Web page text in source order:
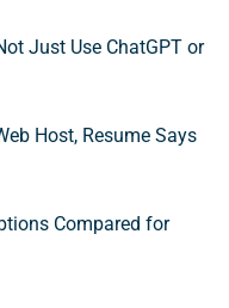
Just Use ChatGPT or
Host, Resume Says
Compared for